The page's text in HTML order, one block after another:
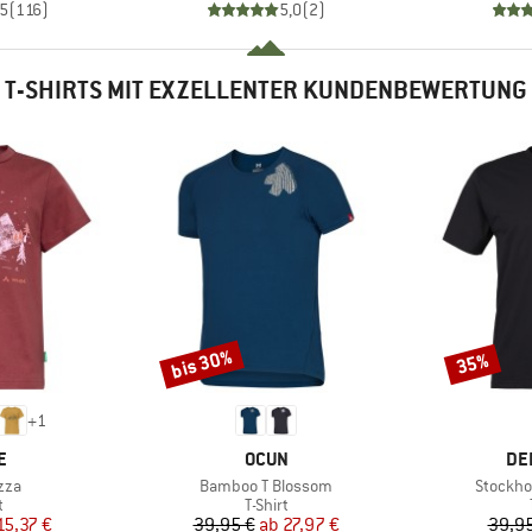
(116) 5,0(2)
T-SHIRTS MIT EXZELLENTER KUNDENBEWERTUNG
+1
Preis
€
MARKE
OCUN
Artikel
Bamboo T Blossom
Produktgruppe
T-Shirt
Preis
39,95 € reduzierter Preis
ab 27,97 €
Rabatt
bis 30%
Artikel
Rabatt
35%